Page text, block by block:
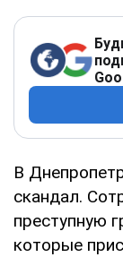
В
скандал.
преступную
которые